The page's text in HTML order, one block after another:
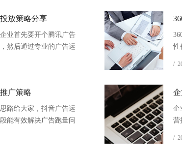
放策略分享
业首先要开个腾讯广告
然后通过专业的广告运
性
商
广
/
广策略
路给大家，抖音广告运
能有效解决广告跑量问
企
营
/